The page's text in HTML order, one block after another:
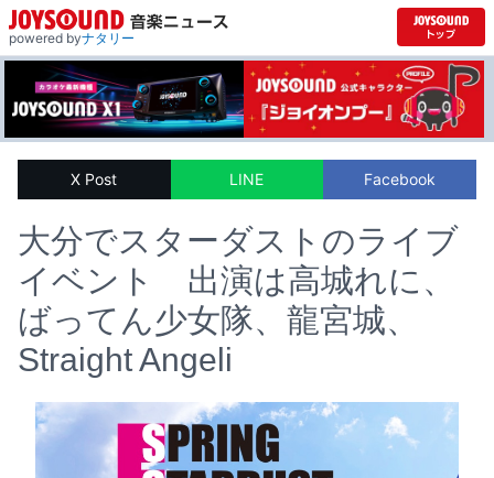
powered byナタリー
X Post LINE Facebook
大分でスターダストのライブ
イベント 出演は高城れに、
ばってん少女隊、龍宮城、
Straight Angeli